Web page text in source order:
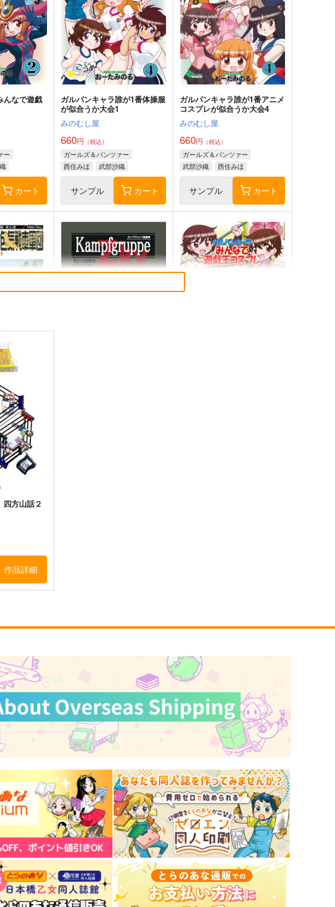
んなで遊戯
ー
カート
ガルパンキャラ誰が1番体操服
が似合うか大会1
みのむし屋
660円 （税込）
ガールズ＆パンツァー
西住みほ
武部沙織
サンプル カート
ガルパンキャラ誰が1番アニメ
コスプレが似合うか大会4
みのむし屋
660円 （税込）
ガールズ＆パンツァー
武部沙織
西住みほ
サンプル カート
込）
ー
カート
方山話２
作品詳細